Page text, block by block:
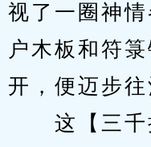
视了一圈神
户木板和符
开，便迈步往
这【三千